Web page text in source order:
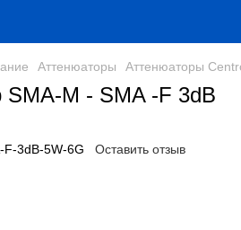
Аттенюаторы Аттенюаторы
SMA-M - SMA -F 3dB
F-3dB-5W-6G Оставить отзыв